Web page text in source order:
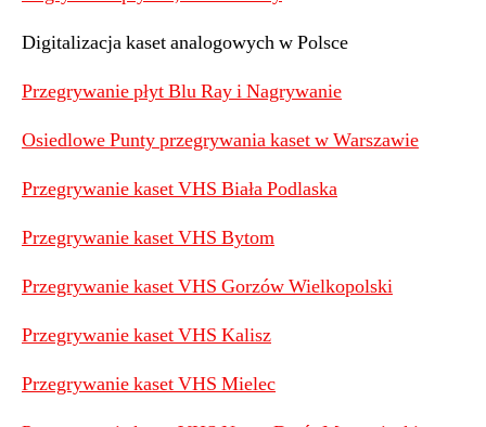
Digitalizacja kaset analogowych w Polsce
Przegrywanie płyt Blu Ray i Nagrywanie
Osiedlowe Punty przegrywania kaset w Warszawie
Przegrywanie kaset VHS Biała Podlaska
Przegrywanie kaset VHS Bytom
Przegrywanie kaset VHS Gorzów Wielkopolski
Przegrywanie kaset VHS Kalisz
Przegrywanie kaset VHS Mielec